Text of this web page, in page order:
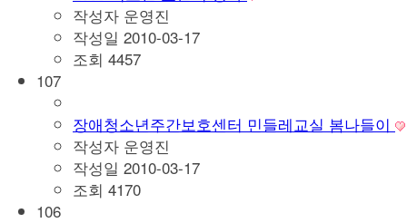
작성자 운영진
작성일 2010-03-17
조회 4457
107
장애청소년주간보호센터 민들레교실 봄나들이
작성자 운영진
작성일 2010-03-17
조회 4170
106